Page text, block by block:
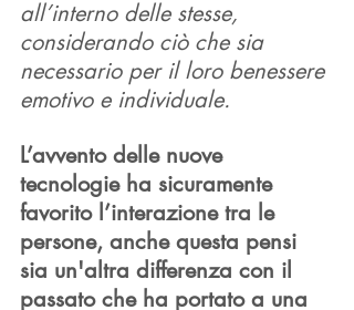
all’interno delle stesse,
considerando ciò che sia
necessario per il loro benessere
emotivo e individuale.
L’avvento delle nuove
tecnologie ha sicuramente
favorito l’interazione tra le
persone, anche questa pensi
sia un'altra differenza con il
passato che ha portato a una